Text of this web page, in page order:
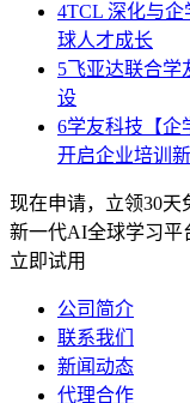
4TCL 深化与
球人才成长
5飞亚达联合学
设
6学友科技【企
开启企业培训新
现在申请，立领30天
新一代AI全球学习平
立即试用
公司简介
联系我们
新闻动态
代理合作